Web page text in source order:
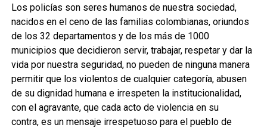
Los policías son seres humanos de nuestra sociedad,
nacidos en el ceno de las familias colombianas, oriundos
de los 32 departamentos y de los más de 1000
municipios que decidieron servir, trabajar, respetar y dar la
vida por nuestra seguridad, no pueden de ninguna manera
permitir que los violentos de cualquier categoría, abusen
de su dignidad humana e irrespeten la institucionalidad,
con el agravante, que cada acto de violencia en su
contra,es un mensaje irrespetuoso para el pueblo de